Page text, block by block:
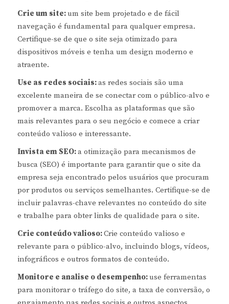
Crie um site:um site bem projetado e de fácil
navegação é fundamental para qualquer empresa.
Certifique-se de que o site seja otimizado para
dispositivos móveis e tenha um design moderno e
atraente.
Use as redes sociais:as redes sociais são uma
excelente maneira de se conectar com o público-alvo e
promover a marca. Escolha as plataformas que são
mais relevantes para o seu negócio e comece a criar
conteúdo valioso e interessante.
Invista em SEO:a otimização para mecanismos de
busca (SEO) é importante para garantir que o site da
empresa seja encontrado pelos usuários que procuram
por produtos ou serviços semelhantes. Certifique-se de
incluir palavras-chave relevantes no conteúdo do site
e trabalhe para obter links de qualidade para o site.
Crie conteúdo valioso:Crie conteúdo valioso e
relevante para o público-alvo, incluindo blogs, vídeos,
infográficos e outros formatos de conteúdo.
Monitore e analise o desempenho:use ferramentas
para monitorar o tráfego do site, a taxa de conversão, o